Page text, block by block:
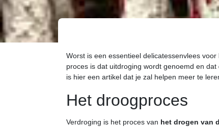
Worst is een essentieel delicatessenvlees
proces is dat uitdroging wordt genoemd en
is hier een artikel dat je zal helpen meer te
Het droogproces
Verdroging is het proces van het drogen van